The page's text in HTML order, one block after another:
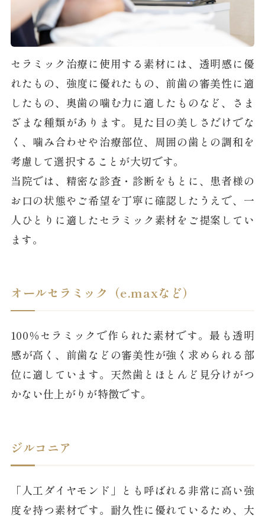
セラミック治療に使用する素材には、透明感に優
れたもの、強度に優れたもの、前歯の審美性に適
したもの、奥歯の噛む力に適したものなど、さま
ざまな種類があります。見た目の美しさだけでな
く、噛み合わせや治療部位、周囲の歯との調和を
考慮して選択することが大切です。
当院では、精密な診査・診断をもとに、患者様の
お口の状態やご希望を丁寧に確認したうえで、一
人ひとりに適したセラミック素材をご提案してい
ます。
オールセラミック（e.maxなど）
100％セラミックで作られた素材です。最も透明
感が高く、前歯などの審美性が強く求められる部
位に適しています。天然歯とほとんど見分けがつ
かない仕上がりが特徴です。
ジルコニア
「人工ダイヤモンド」とも呼ばれる非常に高い強
度を持つ素材です。耐久性に優れているため、大